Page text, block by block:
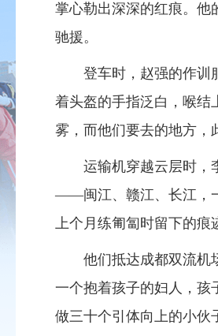
掌心勒出深深的红痕。
驰援。
登车时，赵强的作训
着头盔的手指泛白，喉结
雾，而他们要去的地方，
运输机穿越云层时，
——闽江、赣江、长江，
上个月练匍匐时留下的痕
他们抵达成都双流机
一个抱着孩子的妇人，
做三十个引体向上的小伙